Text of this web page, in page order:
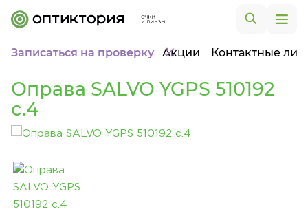
Записаться на проверку Акции Контактные
Оправа SALVO YGPS 510192
c.4